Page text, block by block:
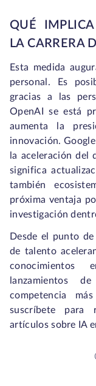
QUÉ
LA CARRERA
Esta medida
personal. Es
gracias a las
OpenAI se está
aumenta la
innovación.
la aceleración del
significa
también
próxima ventaja
investigación
Desde el punto
de talento
conocimientos
lanzamientos
competencia
suscríbete para
artículos sobre IA